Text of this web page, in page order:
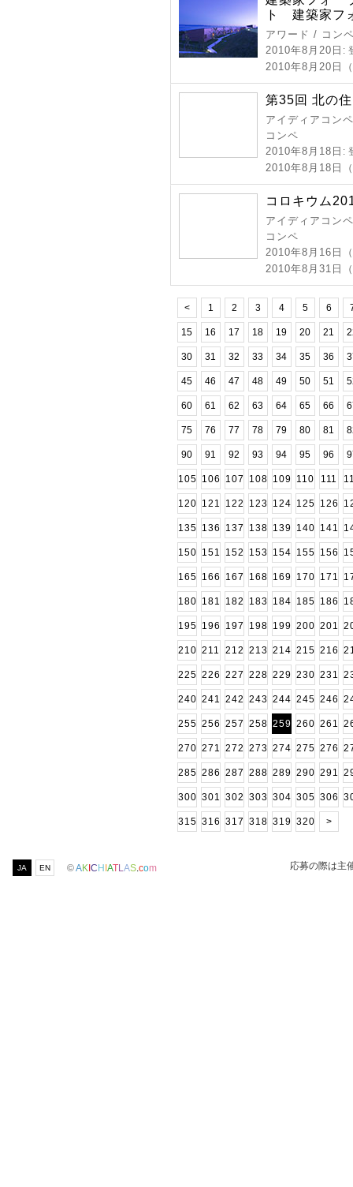
ト 建築家フ
アワード / コン
2010年8月20日 :
2010年8月20日
第35回 北の
アイディアコン
コンペ
2010年8月18日 :
2010年8月18日
コロキウム
アイディアコン
コンペ
2010年8月16日
2010年8月31日
< 1 2 3 4 5 6
15 16 17 18 19 20 21
30 31 32 33 34 35 36
45 46 47 48 49 50 51
60 61 62 63 64 65 66
75 76 77 78 79 80 81
90 91 92 93 94 95 96
105 106 107 108 109 110 111
120 121 122 123 124 125 126
135 136 137 138 139 140 141
150 151 152 153 154 155 156
165 166 167 168 169 170 171
180 181 182 183 184 185 186
195 196 197 198 199 200 201
210 211 212 213 214 215 216
225 226 227 228 229 230 231
240 241 242 243 244 245 246
255 256 257 258 259 260 261
270 271 272 273 274 275 276
285 286 287 288 289 290 291
300 301 302 303 304 305 306
315 316 317 318 319 320 >
JA EN ©AK C H ATLAS.com 応募の際は主